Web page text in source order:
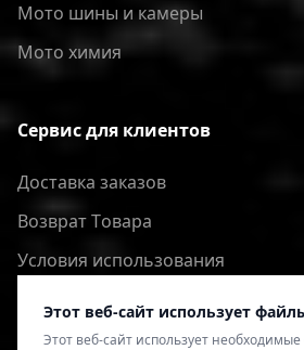
Этот веб-сайт использует
Этот веб-сайт использует
Мото шины и камеры
Мото химия
Сервис для клиентов
Доставка заказов
Bозврат Tовара
Условия использования
Политика конфиденциальности